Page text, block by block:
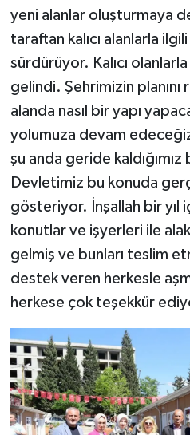
yeni alanlar oluşturmaya
taraftan kalıcı alanlarla ilgili
sürdürüyor. Kalıcı
gelindi. Şehrimizin
alanda nasıl bir yapı
yolumuza devam
şu anda geride
Devletimiz bu konuda
gösteriyor. İnşallah bir yıl
konutlar ve işyerleri ile
gelmiş ve bunları teslim
destek veren herkesle
herkese çok teşekkür